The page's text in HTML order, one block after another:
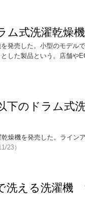
ム式洗濯乾燥
発売した。小型のモデル
した製品という。店舗や
下のドラム
燥機を発売した。ライン
23）
洗える洗濯機